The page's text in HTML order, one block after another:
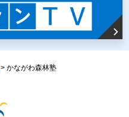
> かながわ森林塾